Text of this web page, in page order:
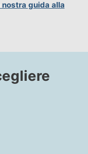
guida alla